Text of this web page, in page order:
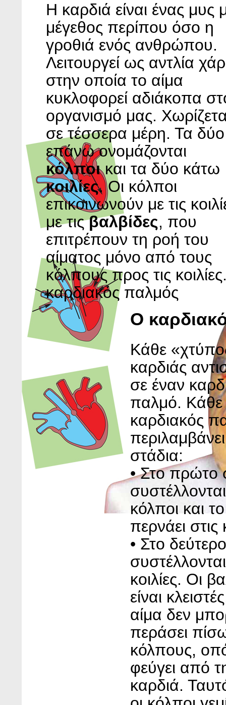
Η καρδιά είναι ένας μυς
μέγεθος περίπου όσο η
γροθιά ενός ανθρώπου.
Λειτουργεί ως αντλία
στην οποία το αίμα
κυκλοφορεί αδιάκοπα
οργανισμό μας.
σε τέσσερα μέρη. Τα δύο
επάνω ονομάζονται
κόλποικαι τα δύο κάτω
κοιλίες. Οι κόλποι
επικοινωνούν με τις
με τιςβαλβίδες, που
επιτρέπουν τη ροή του
αίματος μόνο από τους
κόλπους προς τις
καρδιακός παλμός
Ο
Κάθε
καρδιάς
σε έναν
παλμό. Κάθε
καρδιακός
στάδια:
• Στο πρώτο
κόλποι και
περνάει στις
• Στο
κοιλίες. Οι
είναι
αίμα δεν
περάσει
κόλπους,
φεύγει από
καρδιά.